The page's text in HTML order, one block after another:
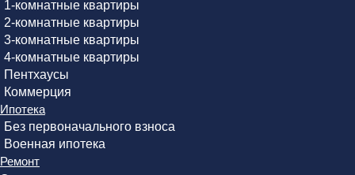
1-комнатные квартиры
2-комнатные квартиры
3-комнатные квартиры
4-комнатные квартиры
Пентхаусы
Коммерция
Ипотека
Без первоначального взноса
Военная ипотека
Ремонт